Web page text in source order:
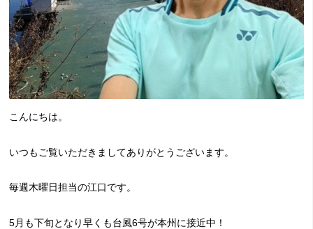
こんにちは。
いつもご覧いただきましてありがとうございます。
毎週木曜日担当の江口です。
5月も下旬となり早くも台風6号が本州に接近中！